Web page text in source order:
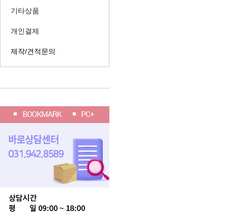
기타상품
개인결제
제작/견적문의